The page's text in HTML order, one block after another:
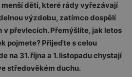
děti, které rády vyřezávají
výzdobu, zatímco dospělí
v převlecích. Přemýšlíte, jak letos
pojmete? Přijeďte s celou
na 31. října a 1. listopadu chystají
středověkém duchu.